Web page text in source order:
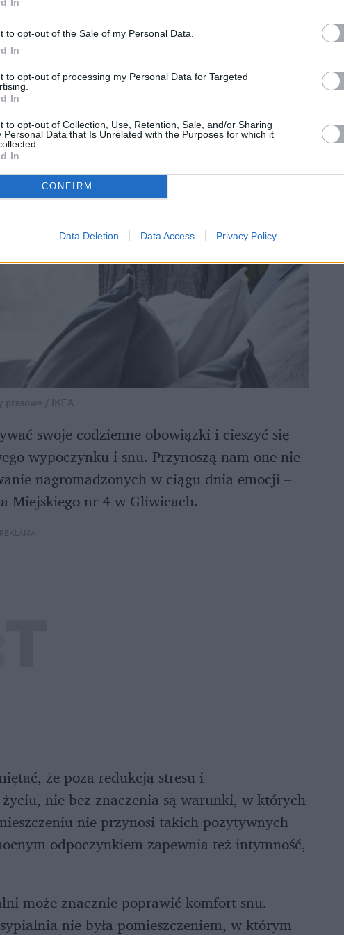
to opt-out of the Sale of my Personal Data.
In
to opt-out of processing my Personal Data for Targeted
In
to opt-out of Collection, Use, Retention, Sale, and/or Sharing
Personal Data that Is Unrelated with the Purposes for which it
In
CONFIRM
Data Deletion Data Access Privacy Policy
prasowe / IKEA
swoje codzienne obowiązki i cieszyć się
wypoczynku i snu. Przynoszą nam one nie
nagromadzonych w ciągu dnia emocji –
Miejskiego nr 4 w Gliwicach.
REKLAMA
że poza redukcją stresu i
nie bez znaczenia są warunki, w których
nie przynosi takich pozytywnych
odpoczynkiem zapewnia też intymność,
może znacznie poprawić komfort snu.
nie była pomieszczeniem, w którym